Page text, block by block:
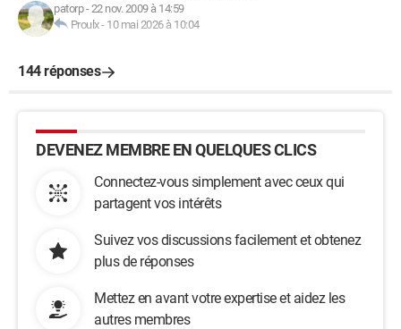
patorp-22 nov. 2009 à 14:59
Proulx- 10 mai 2026 à 10:04
144 réponses
DEVENEZ MEMBRE EN QUELQUES CLICS
Connectez-vous simplement avec ceux qui
partagent vos intérêts
Suivez vos discussions facilement et obtenez
plus de réponses
Mettez en avant votre expertise et aidez les
autres membres